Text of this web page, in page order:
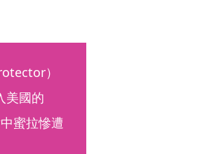
）
美國的
蜜拉慘遭